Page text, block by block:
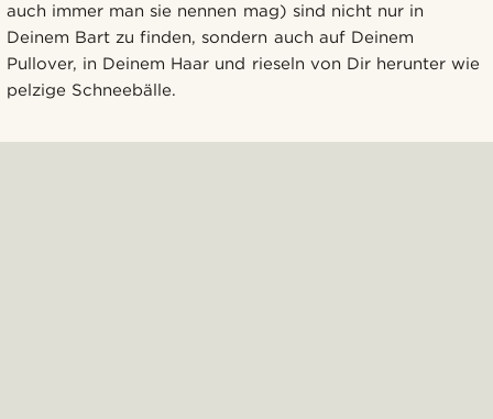
auch immer man sie nennen mag) sind nicht nur in
Deinem Bart zu finden, sondern auch auf Deinem
Pullover, in Deinem Haar und rieseln von Dir herunter wie
pelzige Schneebälle.